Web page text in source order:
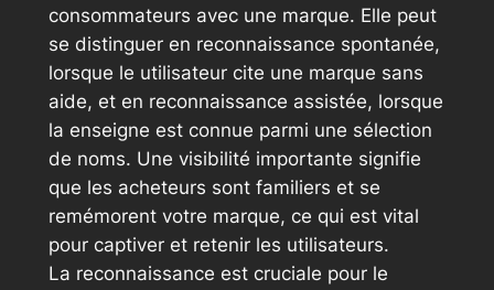
consommateurs avec une marque. Elle peut
se distinguer en reconnaissance spontanée,
lorsque le utilisateur cite une marque sans
aide, et en reconnaissance assistée, lorsque
la enseigne est connue parmi une sélection
de noms. Une visibilité importante signifie
que les acheteurs sont familiers et se
remémorent votre marque, ce qui est vital
pour captiver et retenir les utilisateurs.
La reconnaissance est cruciale pour le